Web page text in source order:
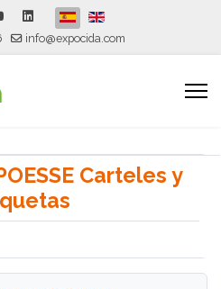
Seleccione su idioma
info@expocida.com
Carteles y